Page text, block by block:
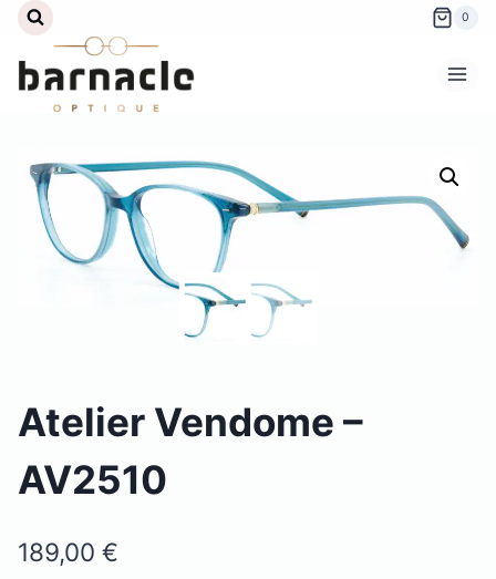
Aller
contenu
0
Atelier Vendome –
AV2510
189,00€